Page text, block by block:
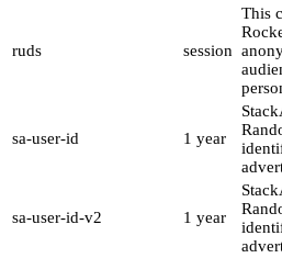
ruds session
This
sa-user-id 1 year
sa-user-id-v2 1 year